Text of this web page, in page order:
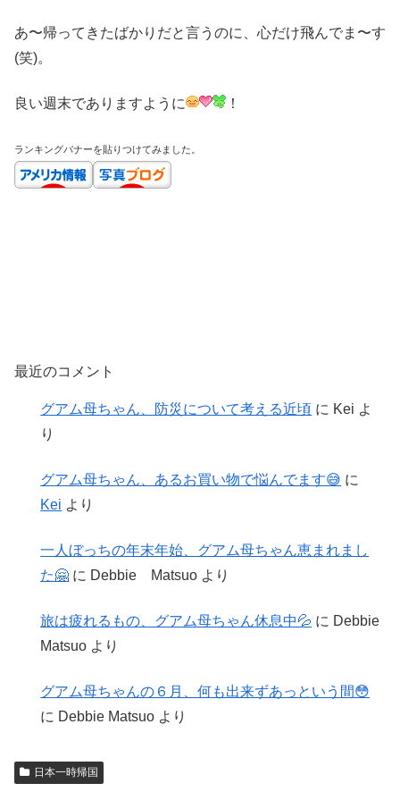
あ〜帰ってきたばかりだと言うのに、心だけ飛んでま〜す
(笑)。
良い週末でありますように ！
ランキングバナーを貼りつけてみました。
最近のコメント
グアム母ちゃん、防災について考える近頃 に Kei よ
り
グアム母ちゃん、あるお買い物で悩んでます😅 に
Kei より
一人ぼっちの年末年始、グアム母ちゃん恵まれまし
た🤗 に Debbie Matsuo より
旅は疲れるもの、グアム母ちゃん休息中💦 に Debbie
Matsuo より
グアム母ちゃんの６月、何も出来ずあっという間😳
に Debbie Matsuo より
日本一時帰国